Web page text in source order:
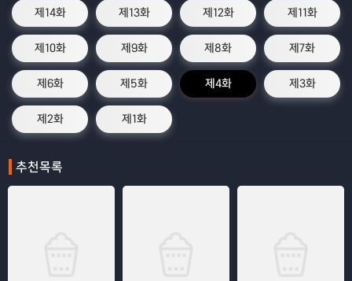
제14화 제13화 제12화 제11화
제10화 제9화 제8화 제7화
제6화 제5화 제4화 제3화
제2화 제1화
추천목록